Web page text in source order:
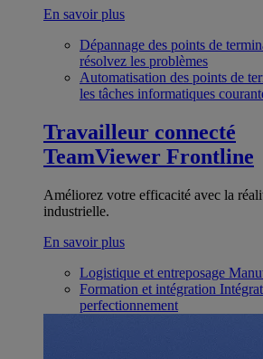
En savoir plus
Dépannage des points de
résolvez les problèmes
Automatisation des points de
les tâches informatiques
Travailleur connecté
TeamViewer Frontline
Améliorez votre efficacité avec la
industrielle.
En savoir plus
Logistique et entreposage
Formation et intégration
perfectionnement